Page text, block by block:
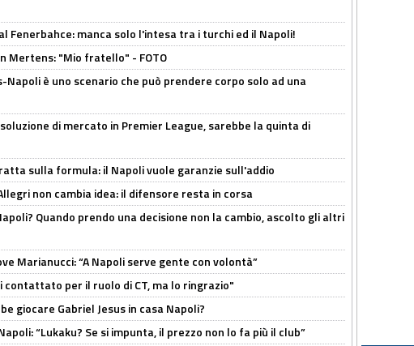
Fenerbahce: manca solo l'intesa tra i turchi ed il Napoli!
Mertens: "Mio fratello" - FOTO
Napoli è uno scenario che può prendere corpo solo ad una
di mercato in Premier League, sarebbe la quinta di
sulla formula: il Napoli vuole garanzie sull'addio
non cambia idea: il difensore resta in corsa
Quando prendo una decisione non la cambio, ascolto gli altri
Marianucci: “A Napoli serve gente con volontà”
contattato per il ruolo di CT, ma lo ringrazio"
giocare Gabriel Jesus in casa Napoli?
“Lukaku? Se si impunta, il prezzo non lo fa più il club”